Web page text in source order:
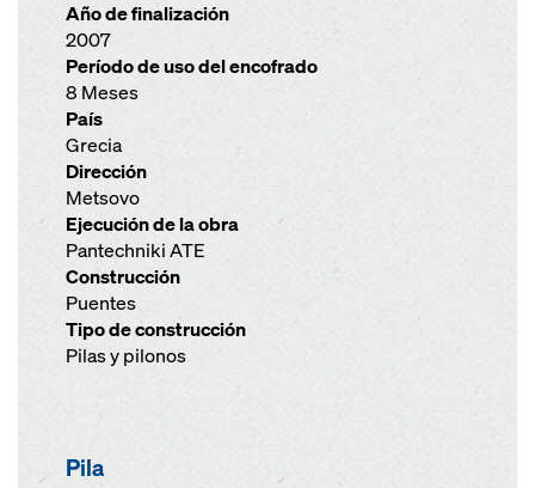
Año de finalización
2007
Período de uso del encofrado
8 Meses
País
Grecia
Dirección
Metsovo
Ejecución de la obra
Pantechniki ATE
Construcción
Puentes
Tipo de construcción
Pilas y pilonos
Pila